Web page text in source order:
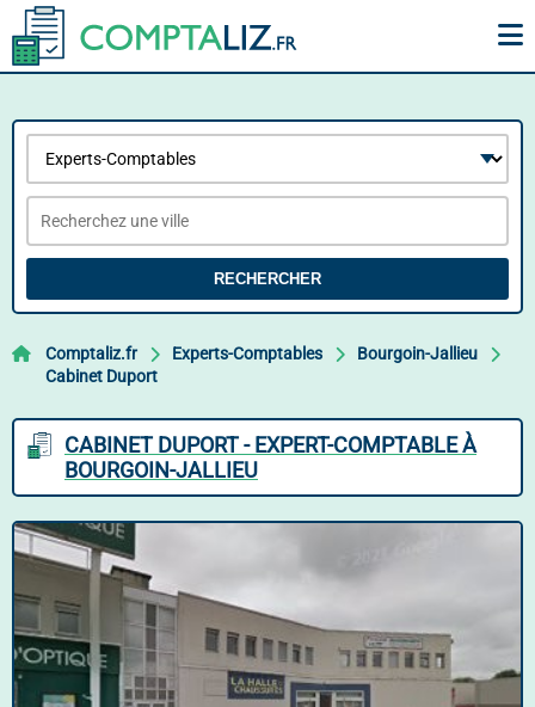
RECHERCHER
Comptaliz.fr Experts-Comptables
Bourgoin-Jallieu
Cabinet Duport
CABINET DUPORT - EXPERT-COMPTABLE À
BOURGOIN-JALLIEU